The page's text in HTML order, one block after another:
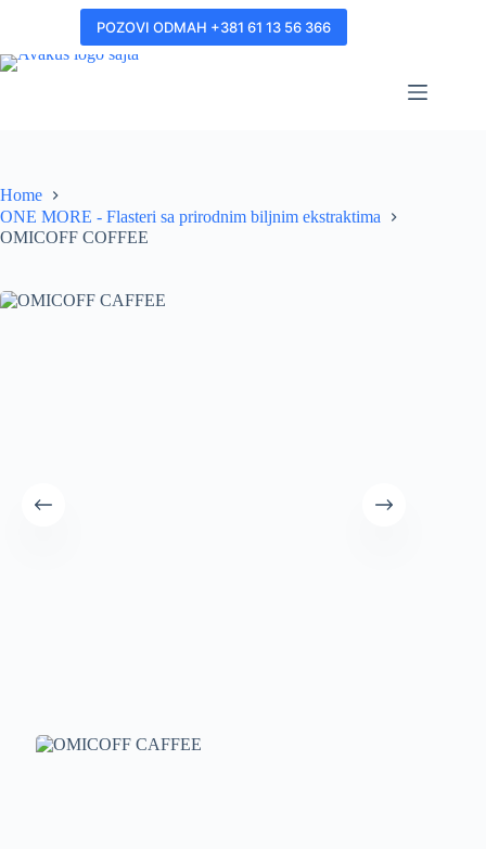
POZOVI ODMAH +381 61 13 56 366
Home
ONE MORE - Flasteri sa prirodnim biljnim ekstraktima
OMICOFF COFFEE